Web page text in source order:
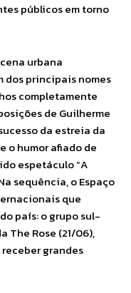
públicos em torno
urbana
dos principais nomes
completamente
de Guilherme
da estreia da
o humor afiado de
espetáculo “A
sequência, o Espaço
que
país: o grupo sul-
The Rose (21/06),
grandes